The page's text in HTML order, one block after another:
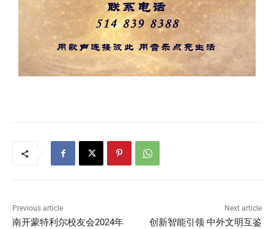
Previous article
南开蒙特利尔校友会2024年
Next article
创新智能引领 中外文明互鉴